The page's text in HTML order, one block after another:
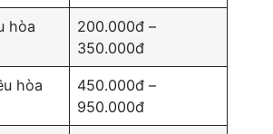
hòa
200.000đ –
350.000đ
hòa
450.000đ –
950.000đ